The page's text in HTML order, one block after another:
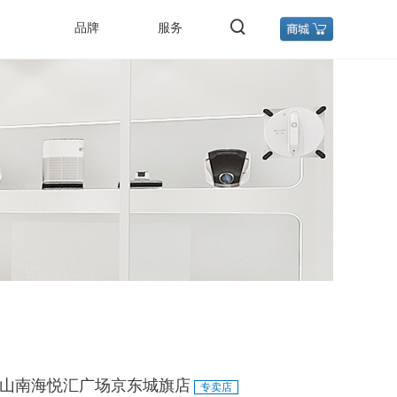
品牌 服务
南海悦汇广场京东城旗店 专卖店